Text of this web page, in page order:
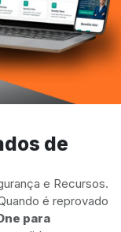
de
e Recursos.
é reprovado
para